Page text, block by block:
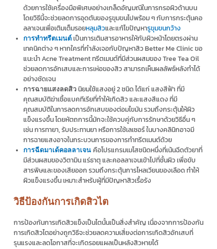
ด้วยการใช้เครื่องมือพิเศษอย่างเกล็ดอัญมณีในการกรอผิวด้านบน
โดยวิธีนี้จะช่วยลดการอุดตันของรูขุมขนไปพร้อม ๆ กับการกระตุ้นคอ
ลลาเจนเพื่อเติมเต็มรอยหลุมสิวและแก้ไขปัญหารูขุมขนกว้าง
การทำทรีตเมนต์ เป็นการเติมสารอาหารให้กับผิวหน้าโดยตรงผ่าน
เทคนิคต่าง ๆ หากใครที่กำลังเจอกับปัญหาสิว Better Me Clinic ขอ
แนะนำ Acne Treatment ทรีตเมนต์ที่มีส่วนผสมของ Tree Tea Oil
ช่วยลดการอักเสบและการเห่อของสิว สามารถเห็นผลลัพธ์หลังทำได้
อย่างชัดเจน
การฉายแสงลดสิว นิยมใช้แสงอยู่ 2 ชนิด ได้แก่ แสงสีฟ้า ที่มี
คุณสมบัติฆ่าเชื้อแบคทีเรียที่ทำให้เกิดสิว และแสงสีแดง ที่มี
คุณสมบัติในการลดการอักเสบของต่อมไขมัน รวมถึงกระตุ้นให้ผิว
แข็งแรงขึ้น โดยหัตถการนี้มักจะใช้ควบคู่กับการรักษาด้วยวิธีอื่น ๆ
เช่น การทายา, รับประทานยา หรือการใช้เลเซอร์ ในบางคลินิกอาจมี
การฉายแสงอาจในกระบวนการของการทำทรีตเมนต์ด้วย
การฉีดมาเด้คอลลาเจน คือโปรแกรมเมโสชนิดหนึ่งที่เน้นฉีดตัวยาที่
มีส่วนผสมของวิตามิน แร่ธาตุ และคอลลาเจนเข้าไปที่ชั้นผิว เพื่อขับ
สารพิษและของเสียออก รวมถึงกระตุ้นการไหลเวียนของเลือด ทำให้
ผิวแข็งแรงขึ้น เหมาะสำหรับผู้ที่มีปัญหาสิวเรื้อรัง
วิธีป้องกันการเกิดสิวไต
การป้องกันการเกิดสิวแข็งเป็นไตนั้นเป็นสิ่งสำคัญ เนื่องจากการป้องกัน
การเกิดสิวไตอย่างถูกวิธีจะช่วยลดความเสี่ยงต่อการเกิดสิวอักเสบที่
รุนแรงและลดโอกาสที่จะเกิดรอยแผลเป็นหลังสิวหายได้